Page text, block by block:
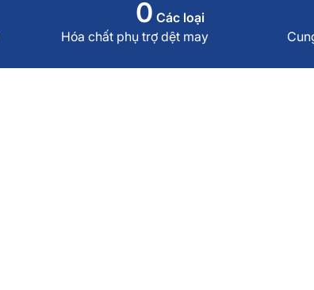
0 Các loại
Hóa chất phụ trợ dệt may